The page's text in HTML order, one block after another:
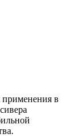
применения в